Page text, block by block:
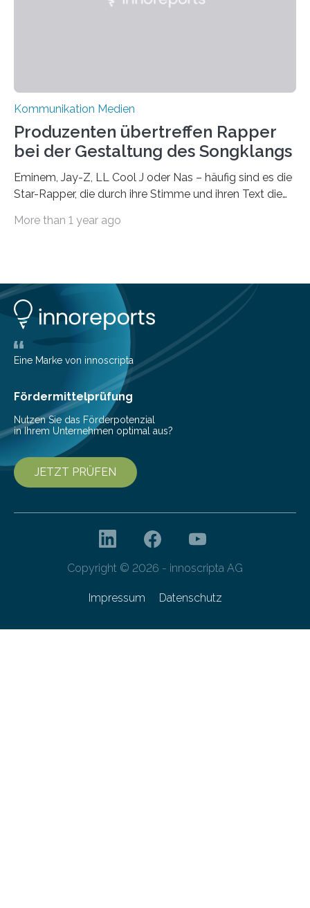
Kommunikation Medien
Produzenten übertreffen Rapper
bei der Gestaltung des Songklangs
Eminem, Jay-Z, LL Cool J oder Nas – häufig sind es die
Star-Rapper, die durch ihre Stimme und ihren Text die
beanspruchen. In der Fachliteratur finden sich bislang
Universität Hamburg konnte nun in einer im Journal of
the Audio Engineering Society veröffentlichten Studie
belegen, dass es eindeutig die Produzenten sind. Um
die…
More than 1 year ago
Eine Marke von innoscripta
Fördermittelprüfung
Nutzen Sie das Förderpotenzial
in Ihrem Unternehmen optimal aus?
JETZT PRÜFEN
Copyright © 2026 - innoscripta AG
Impressum Datenschutz